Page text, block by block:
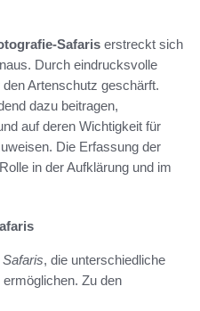
Safaris erstreckt sich
Durch eindrucksvolle
Artenschutz geschärft.
dazu beitragen,
auf deren Wichtigkeit für
Die Erfassung der
in der Aufklärung und im
, die unterschiedliche
ermöglichen. Zu den